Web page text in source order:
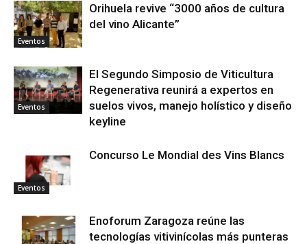
Eventos
Orihuela revive “3000 años de cultura
del vino Alicante”
Eventos
El Segundo Simposio de Viticultura
Regenerativa reunirá a expertos en
suelos vivos, manejo holístico y diseño
keyline
Eventos
Concurso Le Mondial des Vins Blancs
Enoforum Zaragoza reúne las
tecnologías vitivinícolas más punteras